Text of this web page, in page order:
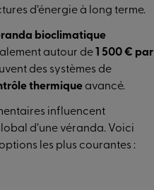
d’énergie à long terme.
bioclimatique
autour de
1 500 € par
des systèmes de
thermique avancé.
influencent
d’une véranda. Voici
les plus courantes :